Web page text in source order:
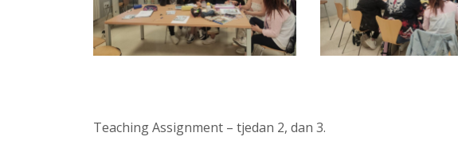
Teaching Assignment – tjedan 2, dan 3.